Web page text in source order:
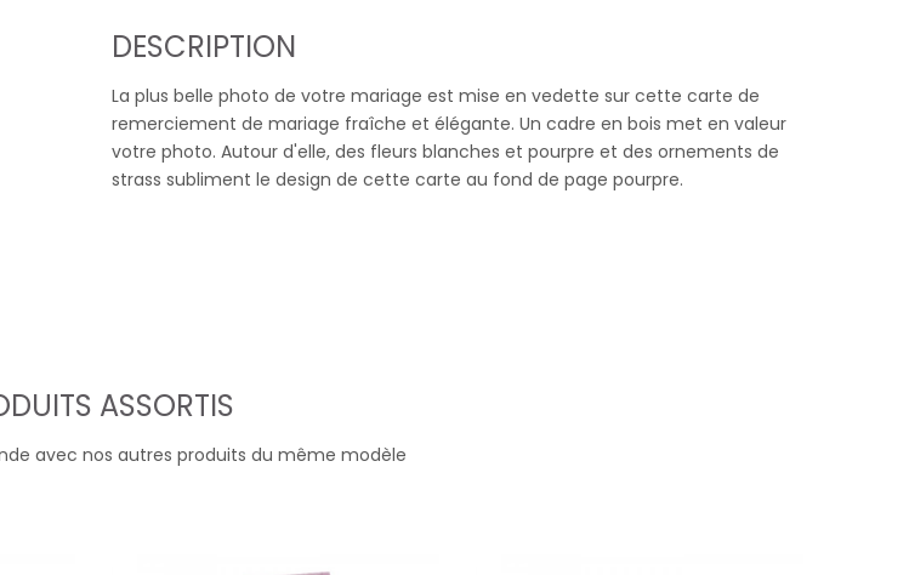
DESCRIPTION
La plus belle photo de votre mariage est mise en vedette sur cette carte de
remerciement de mariage fraîche et élégante. Un cadre en bois met en valeur
votre photo. Autour d'elle, des fleurs blanches et pourpre et des ornements de
strass subliment le design de cette carte au fond de page pourpre.
ASSORTIS
avec nos autres produits du même modèle